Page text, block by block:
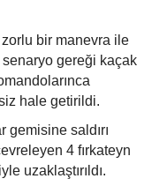
bir manevra ile
senaryo gereği kaçak
hale getirildi.
saldırı
4 fırkateyn
uzaklaştırıldı.